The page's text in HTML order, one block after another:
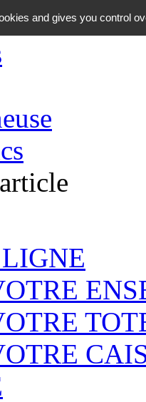
and gives you control